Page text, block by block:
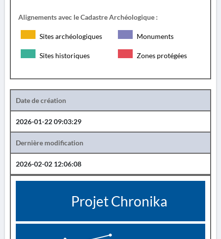
Alignements avec le Cadastre Archéologique :
Sites archéologiques Monuments
Sites historiques Zones protégées
Date de création
2026-01-22 09:03:29
Dernière modification
2026-02-02 12:06:08
Projet Chronika